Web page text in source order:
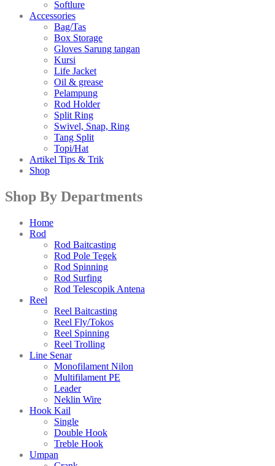
Softlure
Accessories
Bag/Tas
Box Storage
Gloves Sarung tangan
Kursi
Life Jacket
Oil & grease
Pelampung
Rod Holder
Split Ring
Swivel, Snap, Ring
Tang Split
Topi/Hat
Artikel Tips & Trik
Shop
Shop By Departments
Home
Rod
Rod Baitcasting
Rod Pole Tegek
Rod Spinning
Rod Surfing
Rod Telescopik Antena
Reel
Reel Baitcasting
Reel Fly/Tokos
Reel Spinning
Reel Trolling
Line Senar
Monofilament Nilon
Multifilament PE
Leader
Neklin Wire
Hook Kail
Single
Double Hook
Treble Hook
Umpan